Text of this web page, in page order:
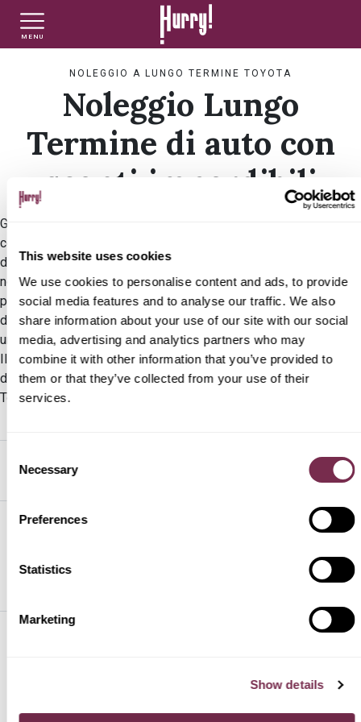
This website uses cookies
We use cookies to personalise content and ads, to provide
social media features and to analyse our traffic. We also
share information about your use of our site with our social
media, advertising and analytics partners who may
combine it with other information that you’ve provided to
them or that they’ve collected from your use of their
services.
Selection
Necessary
Preferences
Statistics
Marketing
Show details
MENU
NOLEGGIO A LUNGO TERMINE TOYOTA
Noleggio Lungo
Termine di auto con
sconti imperdibili
Guidare una Toyota vuol dire guidare un’auto all’avanguardia,
con design moderno e con le migliori tecnologie
dell’ibrido. Perché allora non prenderla con la formula del
noleggio a lungo termine? Potrai dire addio a costi imprevisti,
pratiche burocratiche, bollo, assicurazione e manutenzione; non
dovrai preoccuparti della svalutazione e sarai sicuro di aver
un’auto sempre al passo con gli standard di ultima generazione.
Il tutto incluso in un canone fisso mensile, che se approfitti
delle incredibili offerte di Hurry è super scontato. Scegli la tua
Toyota a noleggio lungo termine e dimenticati di ogni stress.
FILTRA PER
NLT PRIVATI
NLT AZIENDE - P.IVA
NLT USATO PRIVATI
NLT USATO AZIENDE - P. IVA
NLT NUOVO
AUTO USATE
VALUTA E VENDI
PREASSEGNAZIONE